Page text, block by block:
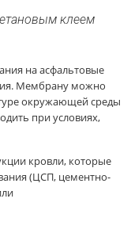
клеем
на асфальтовые
Мембрану можно
окружающей среды
при условиях,
кровли, которые
(ЦСП, цементно-